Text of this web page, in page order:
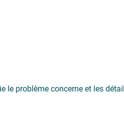
le problème concerne et les